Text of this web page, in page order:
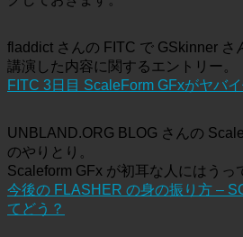
fladdict さんの FITC で GSkinner さ
講演した内容に関するエントリー。
FITC 3日目 ScaleForm GFxがヤバ
UNBLAND.ORG BLOG さんの
のやりとり。
Scaleform GFx が初耳な人にはうっ
今後の FLASHER の身の振り方 –
てどう？